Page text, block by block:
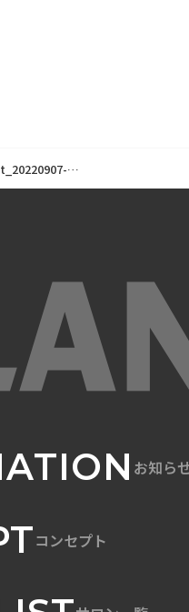
お知ら
コンセプト